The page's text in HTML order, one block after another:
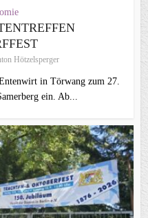
Hötzelsperger
in Törwang zum 27.
ein. Ab...